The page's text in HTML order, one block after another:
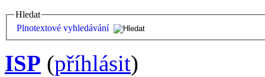
Hledat
Plnotextové vyhledávání
ISP (příhlásit)